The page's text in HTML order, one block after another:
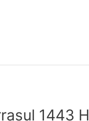
1443 H